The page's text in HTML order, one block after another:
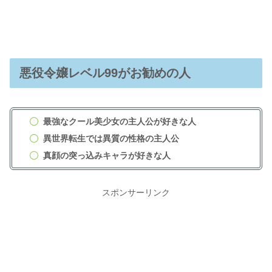
悪役令嬢レベル99がお勧めの人
最強なクール美少女の主人公が好きな人
異世界転生では異質の性格の主人公
真顔の突っ込みキャラが好きな人
スポンサーリンク